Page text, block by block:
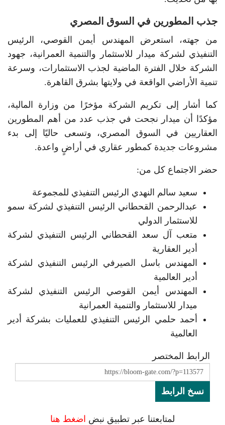
جذب المطورين في السوق المصري
من جهته، استعرض المهندس أيمن القوصي، الرئيس
التنفيذي لشركة ميدار للاستثمار والتنمية العمرانية، جهود
الشركة خلال الفترة الماضية لجذب الاستثمارات، وسرعة
تنمية الأراضي الواقعة في ولايتها بشرق القاهرة.
كما أشار إلى تكريم الشركة مؤخرًا من وزارة المالية،
مؤكدًا أن ميدار نجحت في جذب عدد من أهم المطورين
العقاريين في السوق المصري، وتسعى حاليًا إلى بدء
مشروعات جديدة كمطور عقاري في أراضٍ واعدة.
حضر الاجتماع كل من:
سعيد سالم النهدي الرئيس التنفيذي للمجموعة
عبدالرحمن القحطاني الرئيس التنفيذي لشركة سمو
للاستثمار الدولي
متعب آل سعد القحطاني الرئيس التنفيذي لشركة
أدير العقارية
المهندس باسل الصيرفي الرئيس التنفيذي لشركة
أدير العالمية
المهندس أيمن القوصي الرئيس التنفيذي لشركة
ميدار للاستثمار والتنمية العمرانية
أحمد حلمي الرئيس التنفيذي للعمليات بشركة أدير
العالمية
الرابط المختصر
نسخ الرابط
لمتابعتنا عبر تطبيق نبض اضغط هنا